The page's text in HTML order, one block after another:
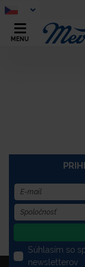
MENU
Súhlasím so
newsletterov